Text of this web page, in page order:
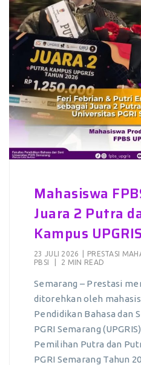
Mahasiswa
Juara 2 Putra
Kampus
23 JULI 2026 PRESTASI
PBSI
2 MIN READ
Semarang – Prestasi
ditorehkan oleh
Pendidikan Bahasa dan
PGRI Semarang
Pemilihan Putra dan
PGRI Semarang Tahun